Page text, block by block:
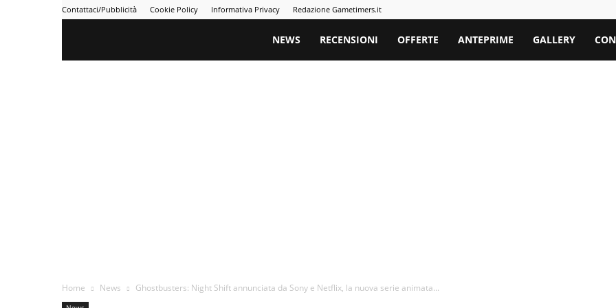
Contattaci/Pubblicità Cookie Policy Informativa Privacy Redazione Gametimers.it
Gametimers
NEWS RECENSIONI OFFERTE ANTEPRIME GALLERY
Home News Ghostbusters: Night Shift annunciata da Sony e Netflix, la nuova serie animata...